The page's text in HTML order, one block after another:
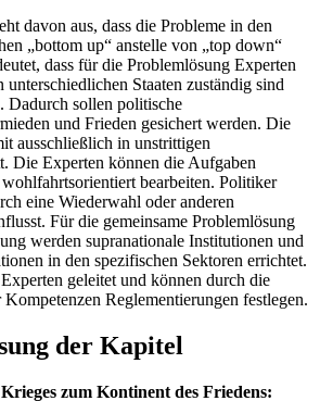
davon aus, dass die Probleme in den
„bottom up“ anstelle von „top down“
dass für die Problemlösung Experten
unterschiedlichen Staaten zuständig sind
Dadurch sollen politische
und Frieden gesichert werden. Die
ausschließlich in unstrittigen
Die Experten können die Aufgaben
bearbeiten. Politiker
eine Wiederwahl oder anderen
Für die gemeinsame Problemlösung
werden supranationale Institutionen und
in den spezifischen Sektoren errichtet.
geleitet und können durch die
Reglementierungen festlegen.
der Kapitel
zum Kontinent des Friedens: